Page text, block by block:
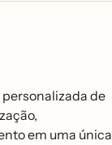
de
em uma única